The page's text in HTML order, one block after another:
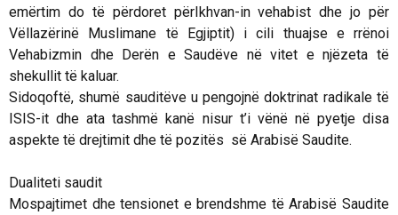
emërtim do të përdoret përIkhvan-in vehabist dhe jo për
Vëllazërinë Muslimane të Egjiptit) i cili thuajse e rrënoi
Vehabizmin dhe Derën e Saudëve në vitet e njëzeta të
shekullit të kaluar.
Sidoqoftë, shumë sauditëve u pengojnë doktrinat radikale të
ISIS-it dhe ata tashmë kanë nisur t’i vënë në pyetje disa
aspekte të drejtimit dhe të pozitës së Arabisë Saudite.
Dualiteti saudit
Mospajtimet dhe tensionet e brendshme të Arabisë Saudite